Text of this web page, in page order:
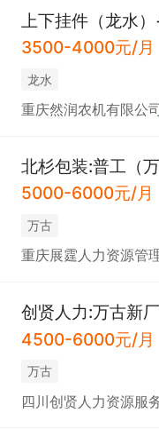
上下挂件（龙水
3500-4000元/月
龙水
重庆然润农机有限公司
北杉包装:普工（
5000-6000元/月
万古
重庆展霆人力资源管
4500-6000元/月
万古
四川创贤人力资源服